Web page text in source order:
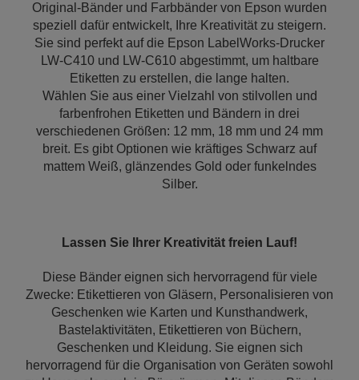
Original-Bänder und Farbbänder von Epson wurden
speziell dafür entwickelt, Ihre Kreativität zu steigern.
Sie sind perfekt auf die Epson LabelWorks-Drucker
LW-C410 und LW-C610 abgestimmt, um haltbare
Etiketten zu erstellen, die lange halten.
Wählen Sie aus einer Vielzahl von stilvollen und
farbenfrohen Etiketten und Bändern in drei
verschiedenen Größen: 12 mm, 18 mm und 24 mm
breit. Es gibt Optionen wie kräftiges Schwarz auf
mattem Weiß, glänzendes Gold oder funkelndes
Silber.
Lassen Sie Ihrer Kreativität freien Lauf!
Diese Bänder eignen sich hervorragend für viele
Zwecke: Etikettieren von Gläsern, Personalisieren von
Geschenken wie Karten und Kunsthandwerk,
Bastelaktivitäten, Etikettieren von Büchern,
Geschenken und Kleidung. Sie eignen sich
hervorragend für die Organisation von Geräten sowohl